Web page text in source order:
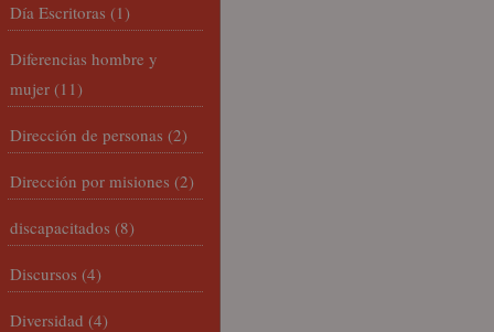
Día Escritoras (1)
Diferencias hombre y
mujer (11)
Dirección de personas (2)
Dirección por misiones (2)
discapacitados (8)
Discursos (4)
Diversidad (4)